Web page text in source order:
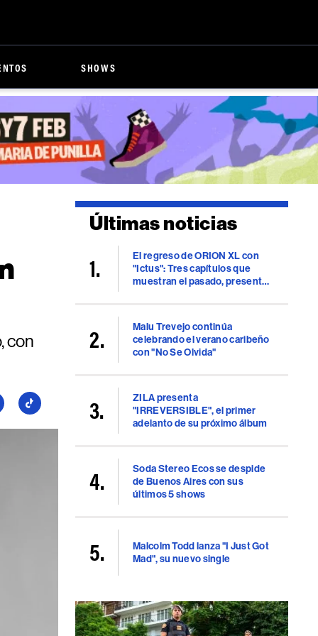
SHOWS
con
Seguí
Últimas noticias
El regreso de ORION XL con
"Ictus": Tres capítulos que
muestran el pasado, presente
Malu Trevejo continúa
celebrando el verano caribeño
con "No Se Olvida"
ZILA presenta
"IRREVERSIBLE", el primer
adelanto de su próximo álbum
Soda Stereo Ecos se despide
de Buenos Aires con sus
últimos 5 shows
Malcolm Todd lanza "I Just Got
Mad", su nuevo single